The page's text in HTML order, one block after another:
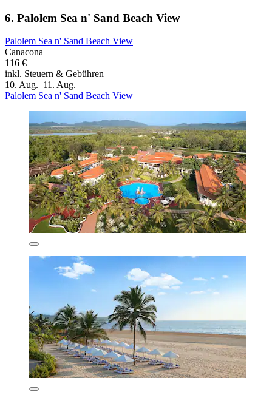
6. Palolem Sea n' Sand Beach View
Palolem Sea n' Sand Beach View
Canacona
116 €
inkl. Steuern & Gebühren
10. Aug.–11. Aug.
Palolem Sea n' Sand Beach View